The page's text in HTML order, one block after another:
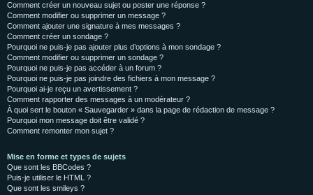
Comment créer un nouveau sujet ou poster une réponse ?
Comment modifier ou supprimer un message ?
Comment ajouter une signature à mes messages ?
Comment créer un sondage ?
Pourquoi ne puis-je pas ajouter plus d’options à mon sondage ?
Comment modifier ou supprimer un sondage ?
Pourquoi ne puis-je pas accéder à un forum ?
Pourquoi ne puis-je pas joindre des fichiers à mon message ?
Pourquoi ai-je reçu un avertissement ?
Comment rapporter des messages à un modérateur ?
À quoi sert le bouton « Sauvegarder » dans la page de rédaction de message ?
Pourquoi mon message doit être validé ?
Comment remonter mon sujet ?
Mise en forme et types de sujets
Que sont les BBCodes ?
Puis-je utiliser le HTML ?
Que sont les smileys ?